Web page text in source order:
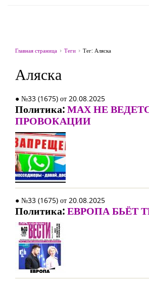
Главная страница Теги Тег: Аляска
Аляска
● №33 (1675) от 20.08.2025
Политика:МАХ НЕ
ПРОВОКАЦИИ
● №33 (1675) от 20.08.2025
Политика:ЕВРОПА БЬЁТ